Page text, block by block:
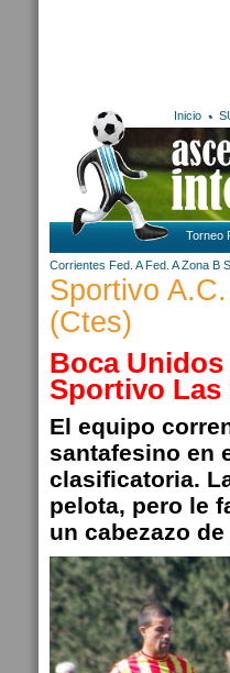
Inicio
Torneo
Corrientes Fed. A Fed. A Zona B
Sportivo
(Ctes)
Boca
Sportivo Las
El equipo
santafesino en
clasificatoria.
pelota, pero le
un cabezazo